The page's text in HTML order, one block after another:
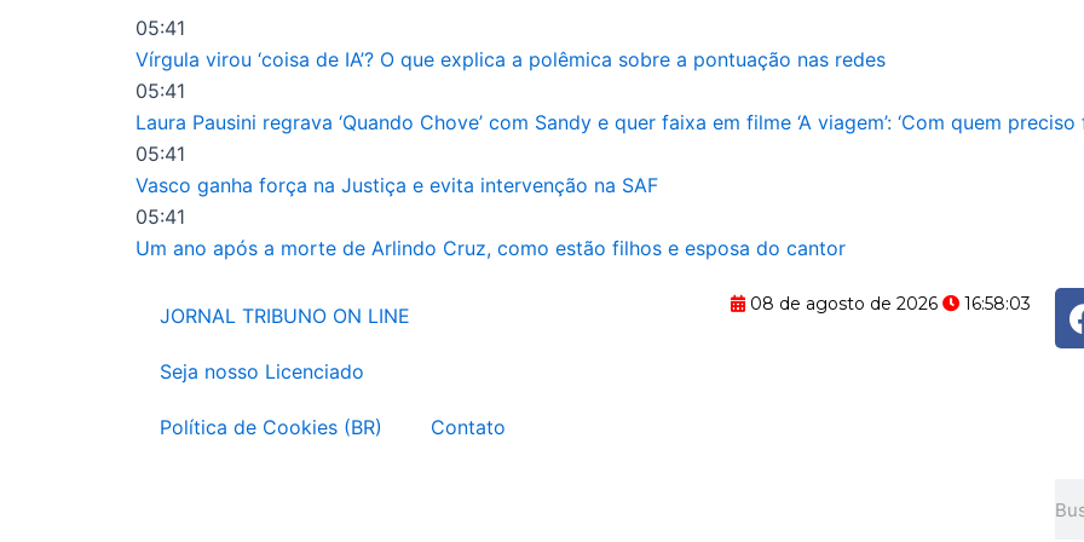
05:41
Vírgula virou ‘coisa de IA’? O que explica a polêmica sobre a pontuação nas redes
05:41
Laura Pausini regrava ‘Quando Chove’ com Sandy e quer faixa em filme ‘A viagem’: ‘Com quem preciso
05:41
Vasco ganha força na Justiça e evita intervenção na SAF
05:41
Um ano após a morte de Arlindo Cruz, como estão filhos e esposa do cantor
JORNAL TRIBUNO ON LINE
Seja nosso Licenciado
Política de Cookies (BR) Contato
08 de agosto de 2026 16:58:04